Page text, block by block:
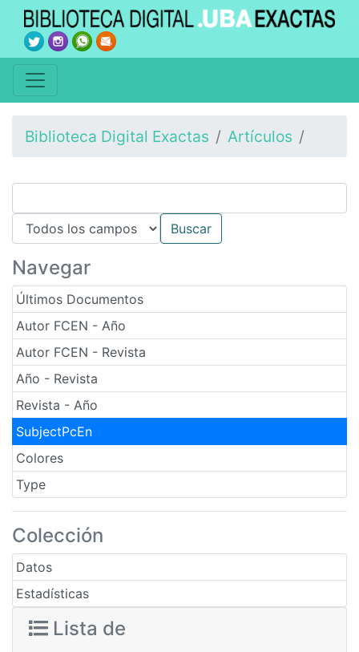
Biblioteca Digital Exactas Artículos
Navegar
Últimos Documentos
Autor FCEN - Año
Autor FCEN - Revista
Año - Revista
Revista - Año
SubjectPcEn
Colores
Type
Colección
Datos
Estadísticas
Lista de